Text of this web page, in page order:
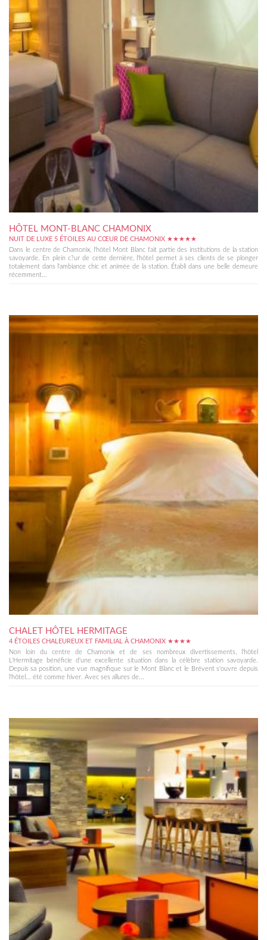
HÔTEL MONT-BLANC CHAMONIX
NUIT DE LUXE 5 ÉTOILES AU CŒUR DE CHAMONIX ★★★★★
Dans le centre de Chamonix, l'hôtel Mont Blanc fait partie des institutions de la station
savoyarde. En plein c?ur de cette dernière, l'hôtel permet à ses clients de se plonger
totalement dans l'ambiance chic et animée de la station. Établi dans une belle demeure
récemment...
CHALET HÔTEL HERMITAGE
4 ÉTOILES CHALEUREUX ET FAMILIAL À CHAMONIX ★★★★
Non loin du centre de Chamonix et de ses nombreux divertissements, l'hôtel
L'Hermitage bénéficie d'une excellente situation dans la célèbre station savoyarde.
Depuis sa position, une vue magnifique sur le Mont Blanc et le Brévent s'ouvre depuis
l'hôtel... été comme hiver. Avec ses allures de...